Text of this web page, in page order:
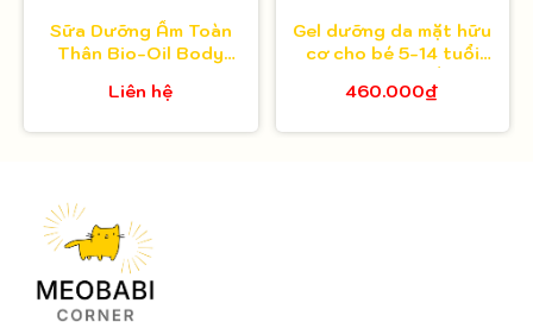
Sữa Dưỡng Ẩm Toàn
Thân Bio-Oil Body
Liên hệ
Gel dưỡng da mặt hữu
cơ cho bé 5-14 tuổi
30ml
460.000₫